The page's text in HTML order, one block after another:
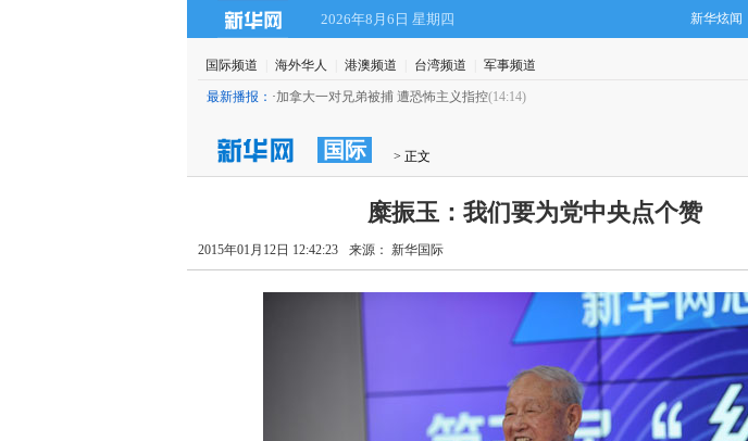
2026年8月6日 星期四 新华炫闻
国际频道 海外华人 港澳频道 台湾频道 军事频道
最新播报： ·加拿大一对兄弟被捕 遭恐怖主义指控(14:14)
国际 > 正文
糜振玉：我们要为党中央点个赞
2015年01月12日 12:42:23 来源： 新华国际